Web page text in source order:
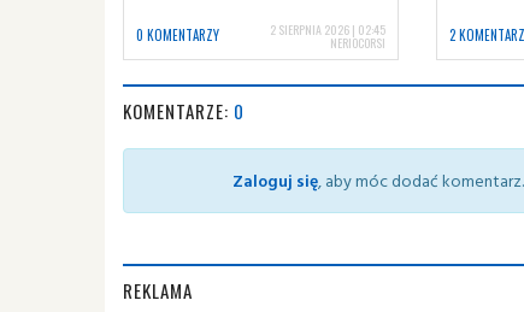
0 KOMENTARZY 2 SIERPNIA 2026 | 02:45
NERIOCORSI 2
KOMENTARZE: 0
Zaloguj się, aby móc dodać
REKLAMA